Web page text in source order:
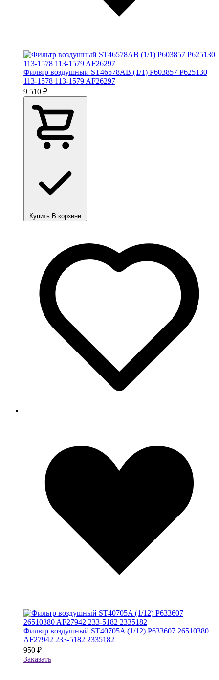
Фильтр воздушный ST46578AB (1/1) P603857 P625130
113-1578 113-1579 AF26297
9 510 ₽
Купить В корзине
Фильтр воздушный ST40705A (1/12) P633607 26510380
AF27942 233-5182 2335182
950 ₽
Заказать